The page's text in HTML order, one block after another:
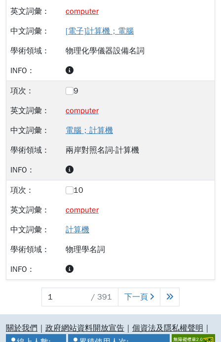
computer
[電子]計算機；電腦
物理化學儀器設備名詞
9
computer
電腦；計算機
兩岸對照名詞-計算機
10
computer
計算機
物理學名詞
/ 391 下一頁 最末頁
:::關於我們 政府網站資料開放宣告 個資法及隱私權聲明